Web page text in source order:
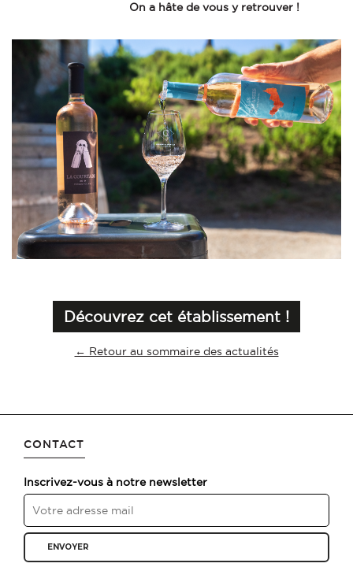
On a hâte de vous y retrouver !
Découvrez cet établissement !
← Retour au sommaire des actualités
CONTACT
Inscrivez-vous à notre newsletter